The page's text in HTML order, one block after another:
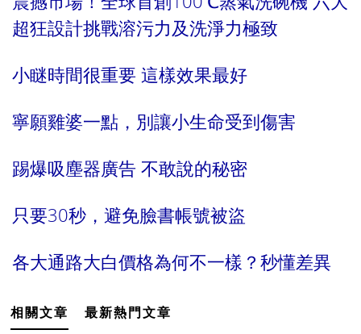
超狂設計挑戰溶污力及洗淨力極致
小瞇時間很重要 這樣效果最好
寧願雞婆一點，別讓小生命受到傷害
踢爆吸塵器廣告 不敢說的秘密
只要30秒，避免臉書帳號被盜
各大通路大白價格為何不一樣？秒懂差異
相關文章 最新熱門文章